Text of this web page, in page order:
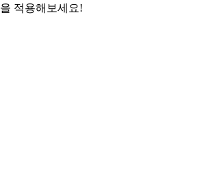
을 적용해보세요!